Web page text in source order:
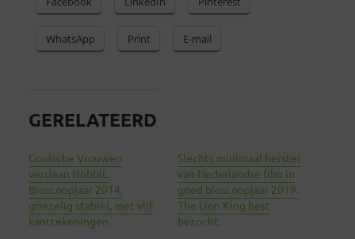
WhatsApp Print E-mail
GERELATEERD
Gooische Vrouwen
verslaan Hobbit.
Bioscoopjaar 2014,
griezelig stabiel, met vijf
kanttekeningen
Slechts minimaal herstel
van Nederlandse film in
goed bioscoopjaar 2019.
The Lion King best
bezocht.